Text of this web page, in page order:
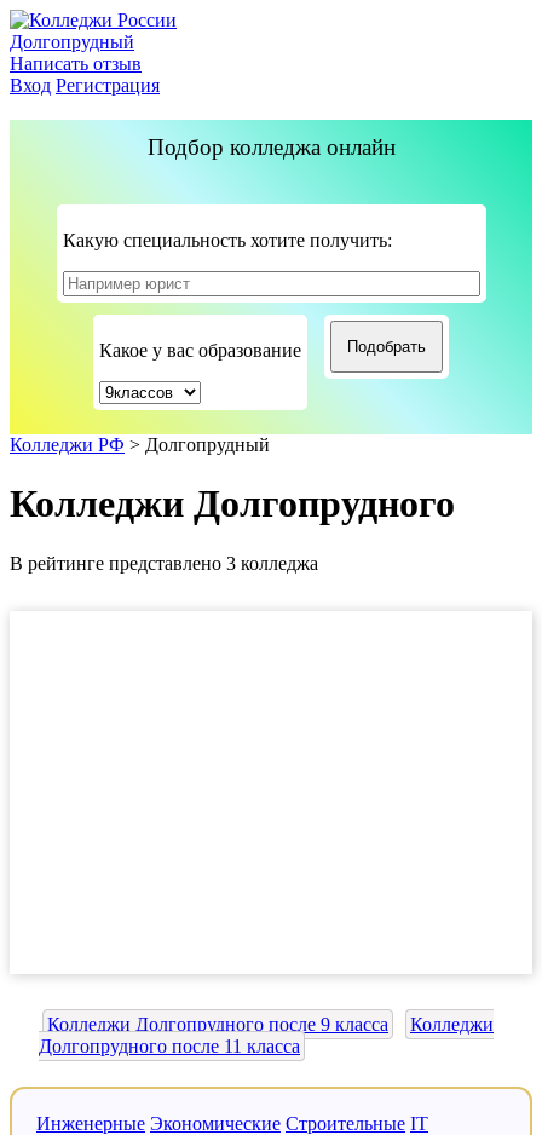
Долгопрудный
Написать отзыв
Вход Регистрация
Подбор колледжа онлайн
Какую специальность хотите получить:
Какое у вас образование
Колледжи РФ > Долгопрудный
Колледжи Долгопрудного
В рейтинге представлено 3 колледжа
Колледжи Долгопрудного после 9 класса
Колледжи
Долгопрудного после 11 класса
Инженерные Экономические Строительные IT